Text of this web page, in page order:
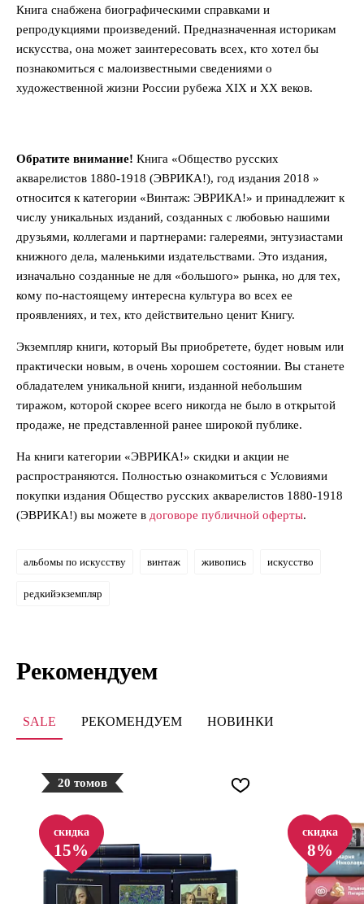
Книга снабжена биографическими справками и
репродукциями произведений. Предназначенная историкам
искусства, она может заинтересовать всех, кто хотел бы
познакомиться с малоизвестными сведениями о
художественной жизни России рубежа XIX и ХХ веков.
Обратите внимание! Книга «Общество русских
акварелистов 1880-1918 (ЭВРИКА!), год издания 2018 »
относится к категории «Винтаж: ЭВРИКА!» и принадлежит к
числу уникальных изданий, созданных с любовью нашими
друзьями, коллегами и партнерами: галереями, энтузиастами
книжного дела, маленькими издательствами. Это издания,
изначально созданные не для «большого» рынка, но для тех,
кому по-настоящему интересна культура во всех ее
проявлениях, и тех, кто действительно ценит Книгу.
Экземпляр книги, который Вы приобретете, будет новым или
практически новым, в очень хорошем состоянии. Вы станете
обладателем уникальной книги, изданной небольшим
тиражом, которой скорее всего никогда не было в открытой
продаже, не представленной ранее широкой публике.
На книги категории «ЭВРИКА!» скидки и акции не
распространяются. Полностью ознакомиться с Условиями
покупки издания Общество русских акварелистов 1880-1918
(ЭВРИКА!) вы можете в договоре публичной оферты.
альбомы по искусству винтаж живопись искусство
редкийэкземпляр
Рекомендуем
SALE РЕКОМЕНДУЕМ НОВИНКИ
20 томов
скидка
15%
скидка
8%